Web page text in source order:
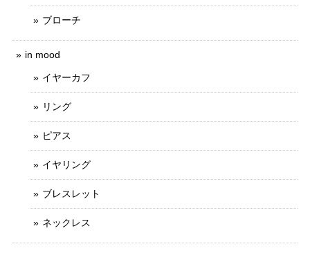
ブローチ
in mood
イヤーカフ
リング
ピアス
イヤリング
ブレスレット
ネックレス